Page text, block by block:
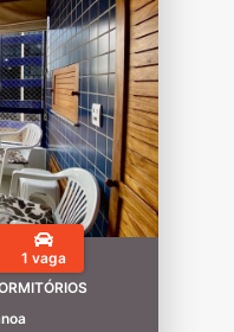
1 vaga